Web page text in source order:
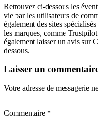
Retrouvez ci-dessous les
vie par les utilisateurs de
également des sites
les marques, comme
également laisser un avis sur
dessous.
Laisser un
Votre adresse de messagerie
Commentaire *